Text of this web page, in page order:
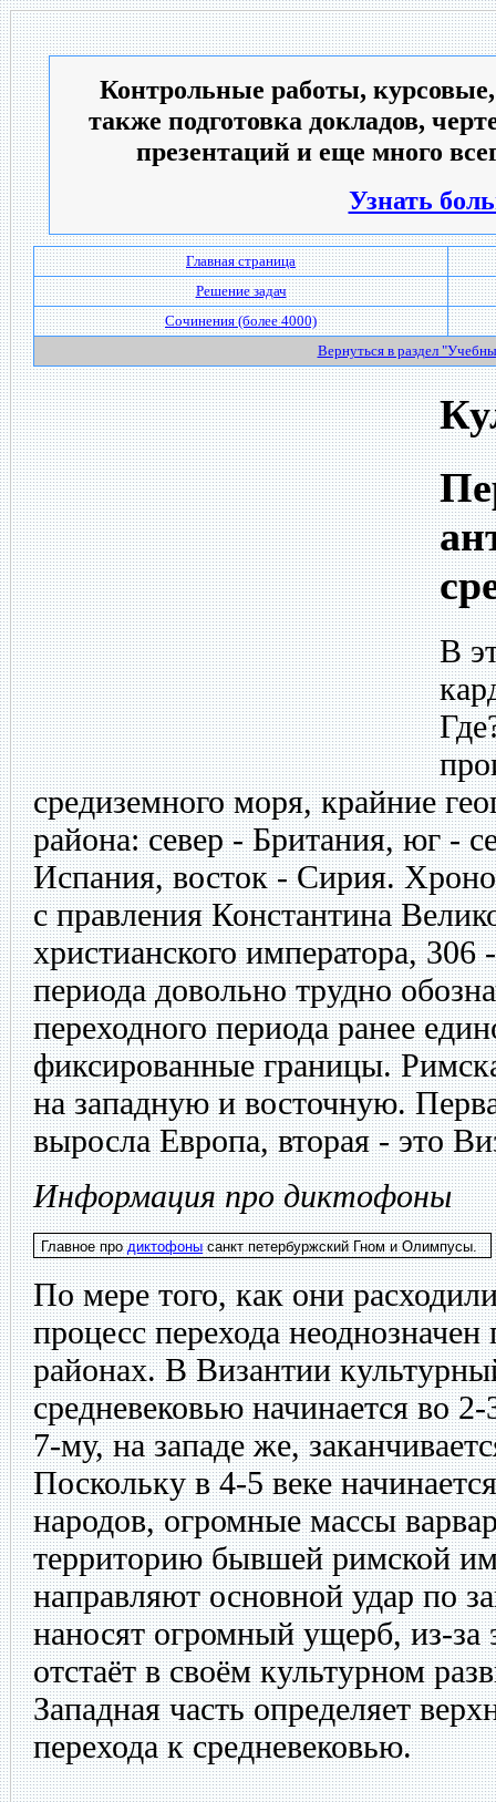
Контрольные работы,
также подготовка докладов,
презентаций и еще много
Узнать
Главная страница
Решение задач
Сочинения (более 4000)
Вернуться в раздел
В
средиземного моря, крайние
района: север - Британия, юг -
Испания, восток - Сирия.
с правления Константина
христианского императора,
периода довольно трудно
переходного периода ранее
фиксированные границы.
на западную и восточную.
выросла Европа, вторая - это
Информация про диктофоны
Главное продиктофонысанкт петербуржский Гном и Олимпусы.
По мере того, как они
процесс перехода
районах. В Византии
средневековью начинается во
7-му, на западе же,
Поскольку в 4-5 веке
народов, огромные массы
территорию бывшей римской
направляют основной удар по
наносят огромный ущерб, из-за
отстаёт в своём культурном
Западная часть определяет
перехода к средневековью.